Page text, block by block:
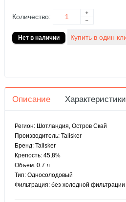
Количество:
Описание Характеристики
Регион: Шотландия, Остров Скай
Производитель: Talisker
Бренд: Talisker
Крепость: 45,8%
Объем: 0.7 л
Тип: Односолодовый
Фильтрация: без холодной фильтрации